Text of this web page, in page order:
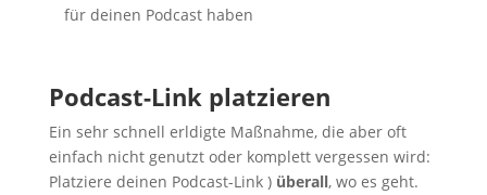
für deinen Podcast haben
Podcast-Link platzieren
Ein sehr schnell erldigte Maßnahme, die aber oft
einfach nicht genutzt oder komplett vergessen wird:
Platziere deinen Podcast-Link ) überall, wo es geht.